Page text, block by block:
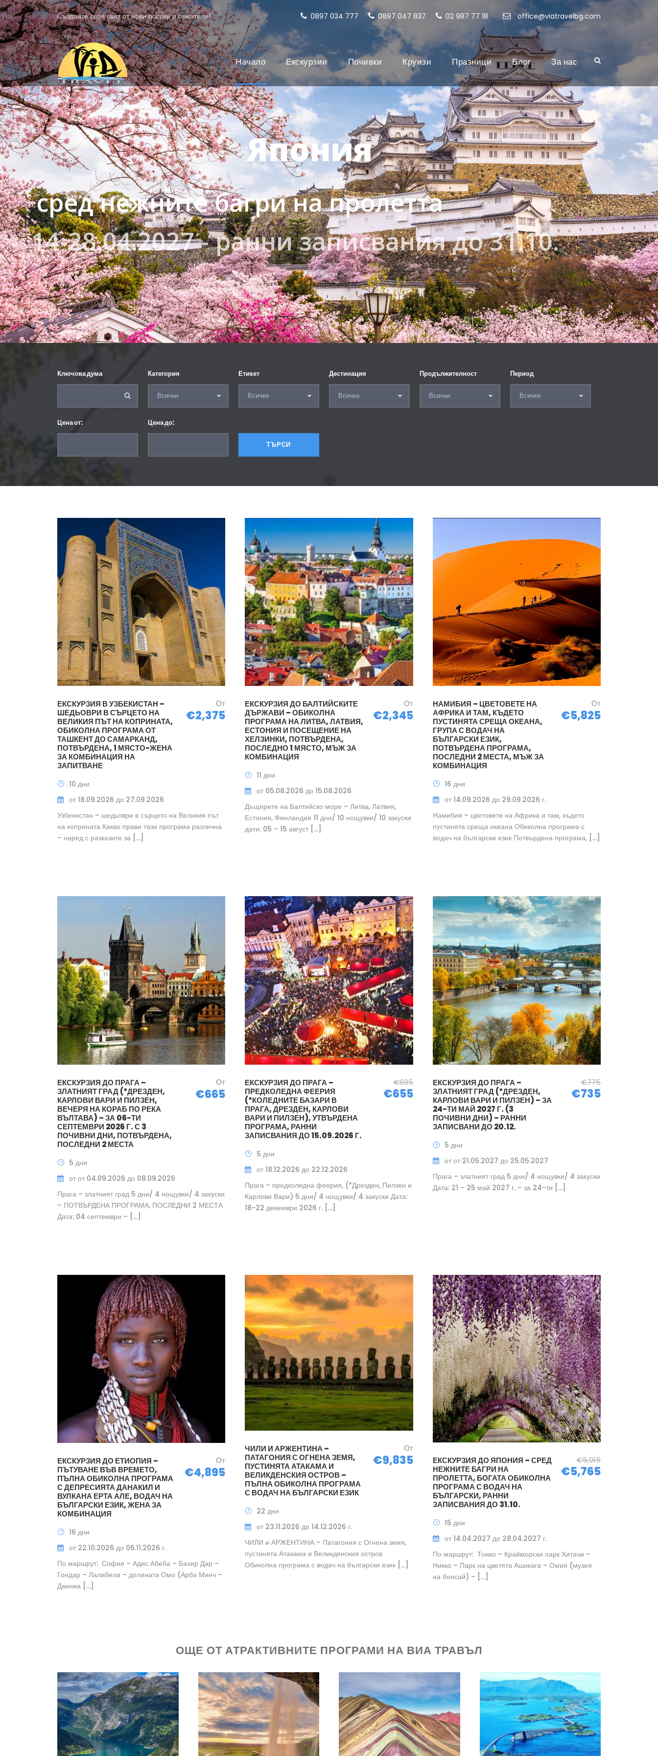
Създайте своя свят от нови посоки и приятели! 0897 034 777 0897 047 837 02 987 77 18 office@viatravelbg.com
Начало Екскурзии Почивки Круизи Празници Блог За нас
сред нежните багри на пролетта
Япония
14-28.04.2027 - ранни записвания до 31.10.
Цена от 5765€
Ключова дума Категория Етикет Дестинация Продължителност Период
Цена от: Цена до:
ЕКСКУРЗИЯ В УЗБЕКИСТАН –
ШЕДЬОВРИ В СЪРЦЕТО НА
ВЕЛИКИЯ ПЪТ НА КОПРИНАТА,
ОБИКОЛНА ПРОГРАМА ОТ
ТАШКЕНТ ДО САМАРКАНД,
ПОТВЪРДЕНА, 1 МЯСТО-ЖЕНА
ЗА КОМБИНАЦИЯ НА
ЗАПИТВАНЕ
От
€2,375
10 дни
от 18.09.2026 до 27.09.2026
Узбекистан – шедьоври в сърцето на Великия път
на коприната Какво прави тази програма различна
– наред с разказите за […]
ЕКСКУРЗИЯ ДО БАЛТИЙСКИТЕ
ДЪРЖАВИ – ОБИКОЛНА
ПРОГРАМА НА ЛИТВА, ЛАТВИЯ,
ЕСТОНИЯ И ПОСЕЩЕНИЕ НА
ХЕЛЗИНКИ, ПОТВЪРДЕНА,
ПОСЛЕДНО 1 МЯСТО, МЪЖ ЗА
КОМБИНАЦИЯ
От
€2,345
11 дни
от 05.08.2026 до 15.08.2026
Дъщерите на Балтийско море – Литва, Латвия,
Естония, Финландия 11 дни/ 10 нощувки/ 10 закуски
дати: 05 – 15 август […]
НАМИБИЯ – ЦВЕТОВЕТЕ НА
АФРИКА И ТАМ, КЪДЕТО
ПУСТИНЯТА СРЕЩА ОКЕАНА,
ГРУПА С ВОДАЧ НА
БЪЛГАРСКИ ЕЗИК,
ПОТВЪРДЕНА ПРОГРАМА,
ПОСЛЕДНИ 2 МЕСТА, МЪЖ ЗА
КОМБИНАЦИЯ
От
€5,825
16 дни
от 14.09.2026 до 29.09.2026 г.
Намибия – цветовете на Африка и там, където
пустинята среща океана Обиколна програма с
водач на български език Потвърдена програма, […]
ЕКСКУРЗИЯ ДО ПРАГА –
ЗЛАТНИЯТ ГРАД (*ДРЕЗДЕН,
КАРЛОВИ ВАРИ И ПИЛЗЕН,
ВЕЧЕРЯ НА КОРАБ ПО РЕКА
ВЪЛТАВА) – ЗА 06-ТИ
СЕПТЕМВРИ 2026 Г. С 3
ПОЧИВНИ ДНИ, ПОТВЪРДЕНА,
ПОСЛЕДНИ 2 МЕСТА
От
€665
5 дни
от от 04.09.2026 до 08.09.2026
Прага – златният град 5 дни/ 4 нощувки/ 4 закуски
– ПОТВЪРДЕНА ПРОГРАМА, ПОСЛЕДНИ 2 МЕСТА
Дата: 04 септември – […]
ЕКСКУРЗИЯ ДО ПРАГА –
ПРЕДКОЛЕДНА ФЕЕРИЯ
(*КОЛЕДНИТЕ БАЗАРИ В
ПРАГА, ДРЕЗДЕН, КАРЛОВИ
ВАРИ И ПИЛЗЕН), УТВЪРДЕНА
ПРОГРАМА, РАННИ
ЗАПИСВАНИЯ ДО 15.09.2026 Г.
€695
€655
5 дни
от 18.12.2026 до 22.12.2026
Прага – предколедна феерия, (*Дрезден, Пилзен и
Карлови Вари) 5 дни/ 4 нощувки/ 4 закуски Дата:
18-22 декември 2026 г. […]
ЕКСКУРЗИЯ ДО ПРАГА –
ЗЛАТНИЯТ ГРАД (*ДРЕЗДЕН,
КАРЛОВИ ВАРИ И ПИЛЗЕН) – ЗА
24-ТИ МАЙ 2027 Г. (3
ПОЧИВНИ ДНИ) – РАННИ
ЗАПИСВАНИ ДО 20.12.
€775
€735
5 дни
от от 21.05.2027 до 25.05.2027
Прага – златният град 5 дни/ 4 нощувки/ 4 закуски
Дата: 21 – 25 май 2027 г. – за 24-ти […]
ЕКСКУРЗИЯ ДО ЕТИОПИЯ –
ПЪТУВАНЕ ВЪВ ВРЕМЕТО,
ПЪЛНА ОБИКОЛНА ПРОГРАМА
С ДЕПРЕСИЯТА ДАНАКИЛ И
ВУЛКАНА ЕРТА АЛЕ, ВОДАЧ НА
БЪЛГАРСКИ ЕЗИК, ЖЕНА ЗА
КОМБИНАЦИЯ
От
€4,895
16 дни
от 22.10.2026 до 06.11.2026 г.
По маршрут: София – Адис Абеба – Бахир Дар –
Гондар – Лалибела – долината Омо (Арба Минч –
Джинка […]
ЧИЛИ И АРЖЕНТИНА –
ПАТАГОНИЯ С ОГНЕНА ЗЕМЯ,
ПУСТИНЯТА АТАКАМА И
ВЕЛИКДЕНСКИЯ ОСТРОВ –
ПЪЛНА ОБИКОЛНА ПРОГРАМА
С ВОДАЧ НА БЪЛГАРСКИ ЕЗИК
От
€9,835
22 дни
от 23.11.2026 до 14.12.2026 г.
ЧИЛИ и АРЖЕНТИНА – Патагония с Огнена земя,
пустинята Атакама и Великденския остров
Обиколна програма с водач на български език […]
ЕКСКУРЗИЯ ДО ЯПОНИЯ – СРЕД
НЕЖНИТЕ БАГРИ НА
ПРОЛЕТТА, БОГАТА ОБИКОЛНА
ПРОГРАМА С ВОДАЧ НА
БЪЛГАРСКИ, РАННИ
ЗАПИСВАНИЯ ДО 31.10.
€5,915
€5,765
15 дни
от 14.04.2027 до 28.04.2027 г.
По маршрут: Токио – Крайморски парк Хитачи –
Никко – Парк на цветята Ашикага – Омия (музея
на бонсай) – […]
ОЩЕ ОТ АТРАКТИВНИТЕ ПРОГРАМИ НА ВИА ТРАВЪЛ